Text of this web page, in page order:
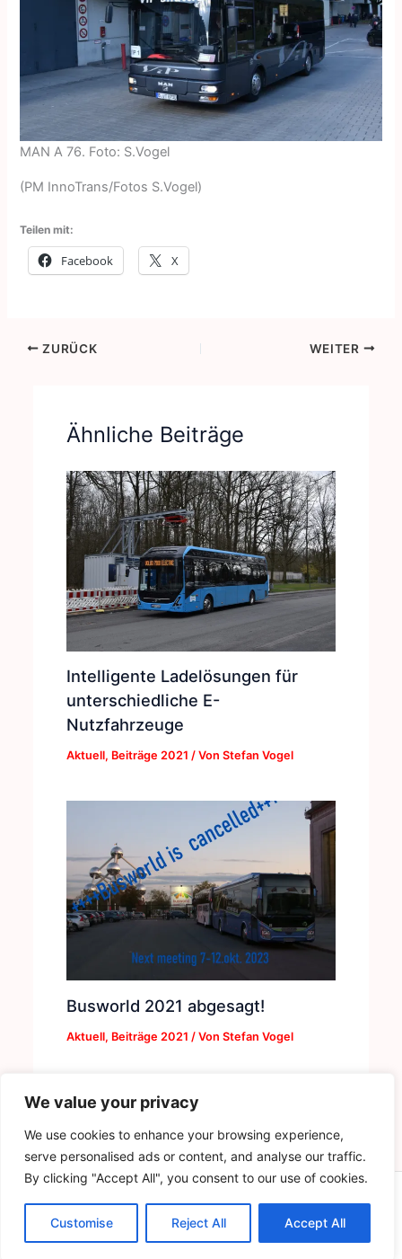
We value your privacy
We use cookies to enhance your browsing experience,
serve personalised ads or content, and analyse our traffic.
By clicking "Accept All", you consent to our use of cookies.
Customise Reject All Accept All
MAN A 76. Foto: S.Vogel
(PM InnoTrans/Fotos S.Vogel)
Teilen mit:
Facebook X
ZURÜCK WEITER
Ähnliche Beiträge
Intelligente Ladelösungen für
unterschiedliche E-
Nutzfahrzeuge
Aktuell, Beiträge 2021 / Von Stefan Vogel
Busworld 2021 abgesagt!
Aktuell, Beiträge 2021 / Von Stefan Vogel
Copyright © 2026 | by Der Buskruer - Das Magazin
Datenschutz